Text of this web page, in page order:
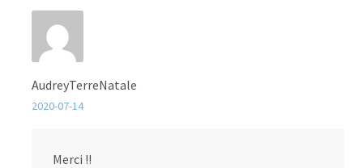
AudreyTerreNatale
2020-07-14
Merci !!